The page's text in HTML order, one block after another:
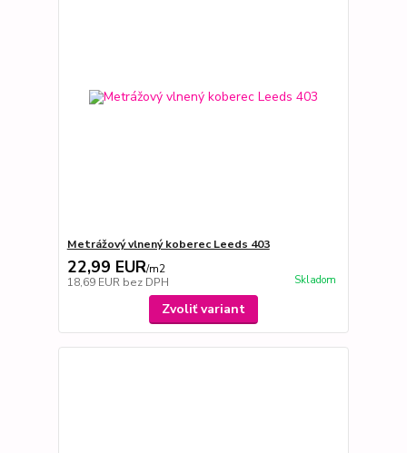
Metrážový vlnený koberec Leeds 403
22,99 EUR/m2
18,69 EUR bez DPH Skladom
Zvoliť variant